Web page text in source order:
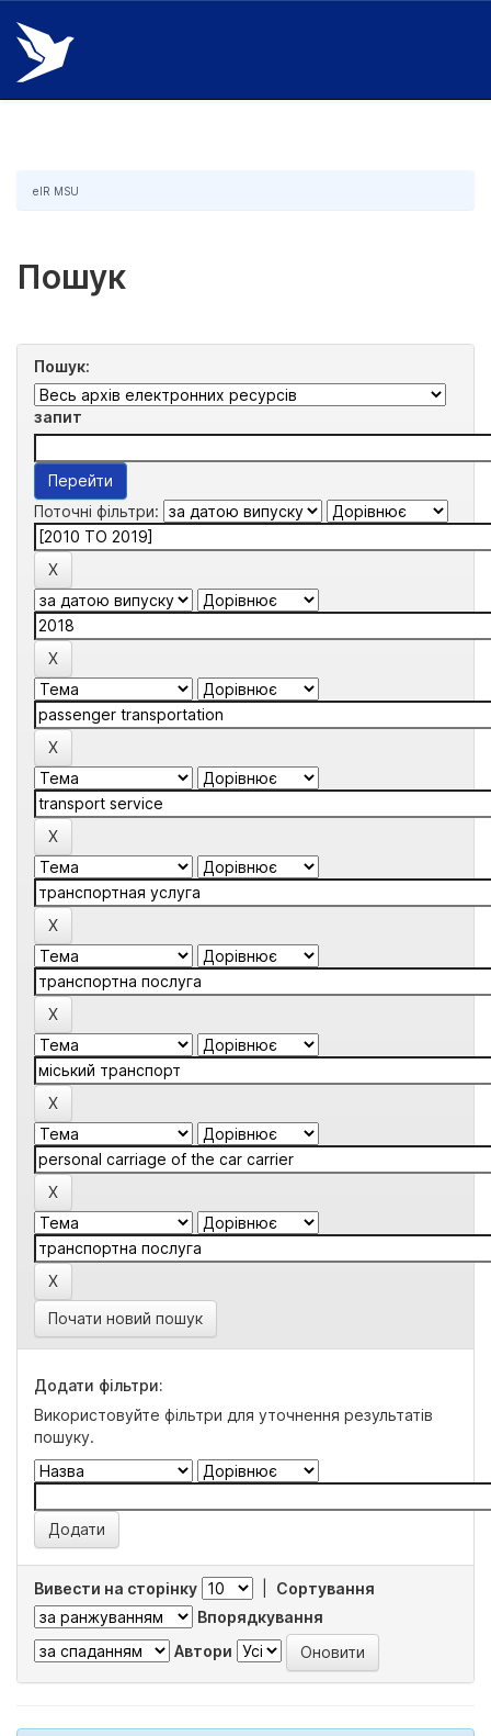
Skip
navigation
eIR MSU
Пошук
Пошук:
запит
Поточні фільтри:
Почати новий пошук
Додати фільтри:
Використовуйте фільтри для уточнення результатів
пошуку.
Вивести на сторінку
Сортування
Впорядкування
Автори